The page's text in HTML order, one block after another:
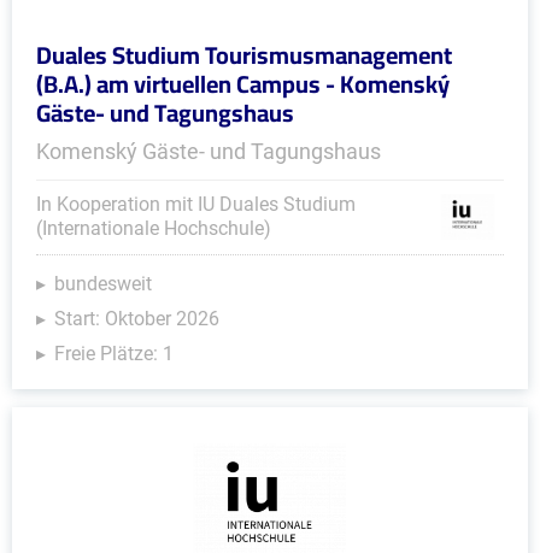
Duales Studium Tourismusmanagement
(B.A.) am virtuellen Campus - Komenský
Gäste- und Tagungshaus
Komenský Gäste- und Tagungshaus
In Kooperation mit IU Duales Studium
(Internationale Hochschule)
bundesweit
Start: Oktober 2026
Freie Plätze: 1